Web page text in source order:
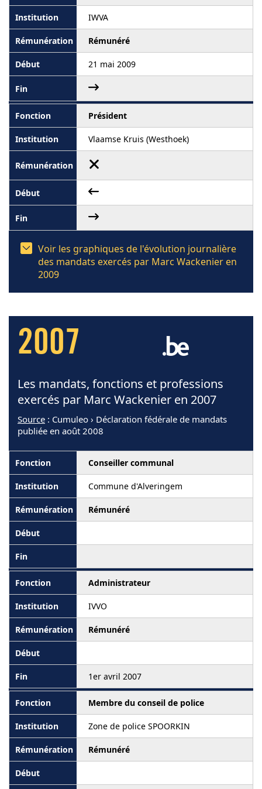
IWVA
Rémunéré
21 mai 2009
Président
Vlaamse Kruis (Westhoek)
Voir les graphiques de l'évolution journalière
des mandats exercés par Marc Wackenier en
2009
2007
Les mandats, fonctions et professions
exercés par Marc Wackenier en 2007
Source : Cumuleo › Déclaration fédérale de mandats
publiée en août 2008
Conseiller communal
Commune d'Alveringem
Rémunéré
Administrateur
IVVO
Rémunéré
1er avril 2007
Membre du conseil de police
Zone de police SPOORKIN
Rémunéré